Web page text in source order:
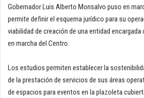
Gobernador Luis Alberto Monsalvo puso en
permite definir el esquema jurídico para su
viabilidad de creación de una entidad
en marcha del Centro.
Los estudios permiten establecer la
de la prestación de servicios de sus áreas
de espacios para eventos en la plazoleta